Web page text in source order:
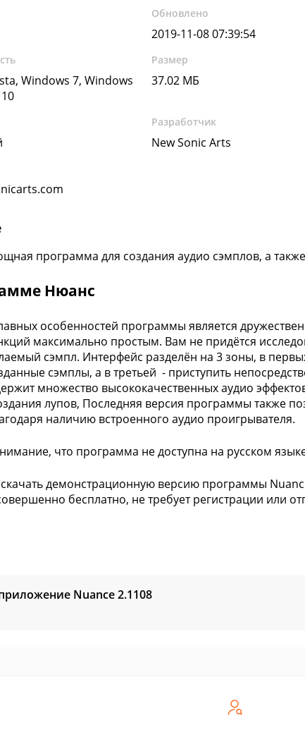
Обновлено
2019-11-08 07:39:54
Windows 7, Windows
Размер
37.02 МБ
Разработчик
New Sonic Arts
программа для создания аудио сэмплов, а
Нюанс
особенностей программы является
максимально простым. Вам не придётся
сэмпл. Интерфейс разделён на 3 зоны, в
сэмплы, а в третьей - приступить
множество высококачественных аудио
лупов, Последняя версия программы также
наличию встроенного аудио проигрывателя.
что программа не доступна на русском
демонстрационную версию программы
бесплатно, не требует регистрации или
Nuance2.1108